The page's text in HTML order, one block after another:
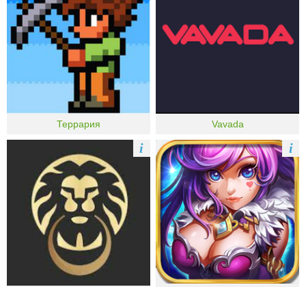
Террария Vavada
i i